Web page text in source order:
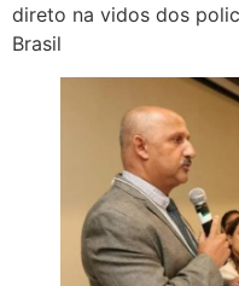
direto na vidos dos
Brasil